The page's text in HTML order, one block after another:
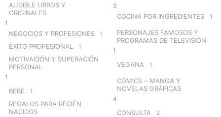
AUDIBLE LIBROS Y
ORIGINALES
1
NEGOCIOS Y PROFESIONES 1
ÉXITO PROFESIONAL 1
MOTIVACIÓN Y SUPERACIÓN
PERSONAL
1
BEBÉ 1
REGALOS PARA RECIÉN
NACIDOS
3
COCINA POR INGREDIENTES 1
PERSONAJES FAMOSOS Y
PROGRAMAS DE TELEVISIÓN
1
VEGANA 1
CÓMICS – MANGA Y
NOVELAS GRÁFICAS
4
CONSULTA 2